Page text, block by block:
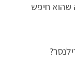
שהוא חיפש